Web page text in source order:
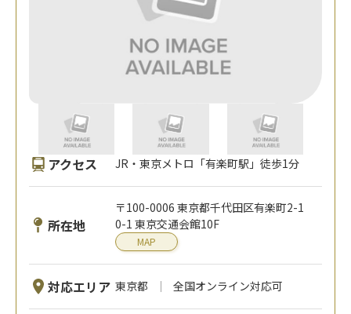
アクセス JR・東京メトロ「有楽町駅」徒歩1分
所在地
〒100-0006 東京都千代田区有楽町2-1
0-1 東京交通会館10F
MAP
対応エリア 東京都 全国オンライン対応可